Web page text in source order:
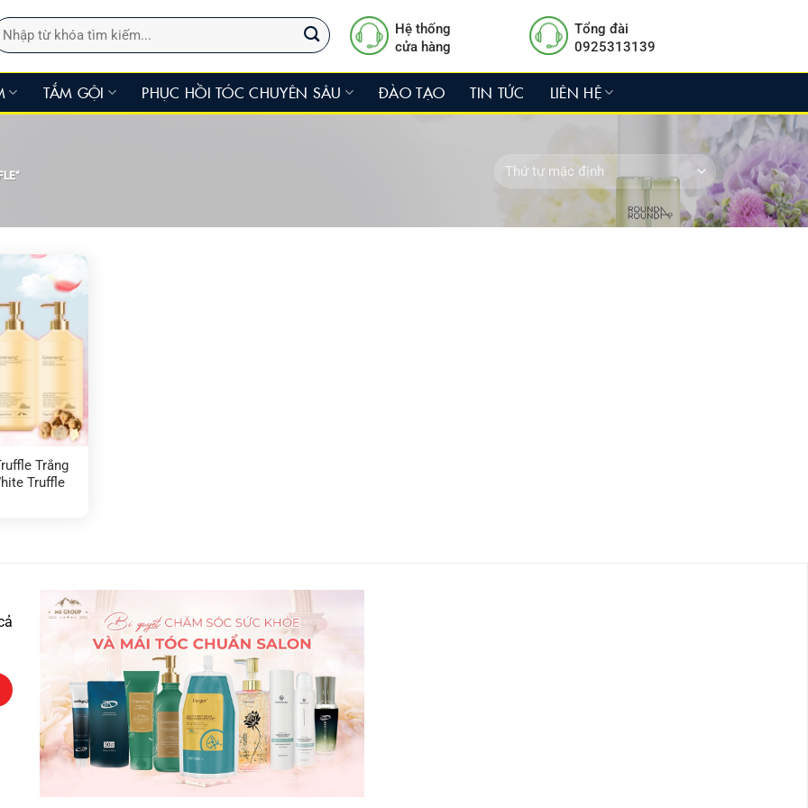
Hệ thống
cửa hàng
Tổng đài
0925313139
TẮM GỘI PHỤC HỒI TÓC CHUYÊN SÂU ĐÀO TẠO TIN TỨC LIÊN HỆ
Trắng
Truffle